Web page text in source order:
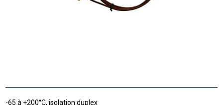
-65 à +200°C, isolation duplex